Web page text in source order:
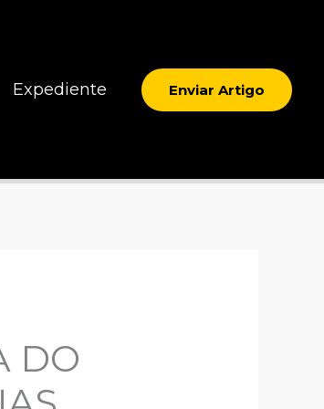
Expediente Enviar Artigo
DO